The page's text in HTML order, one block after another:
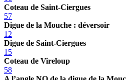
Coteau de Saint-Ciergues
57
Digue de la Mouche : déversoir
12
Digue de Saint-Ciergues
15
Coteau de Vireloup
58